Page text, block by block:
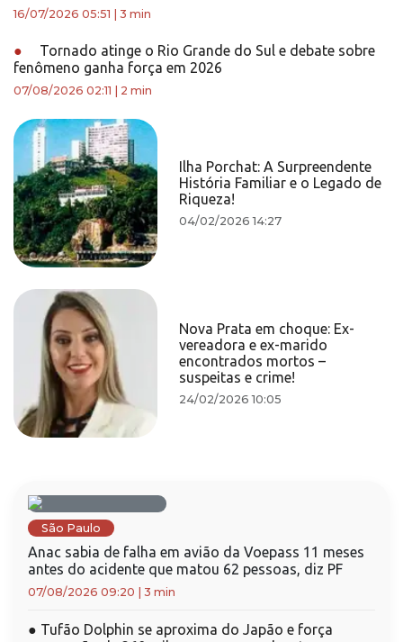
16/07/2026 05:51 3 min
●
Tornado atinge o Rio Grande do Sul e debate sobre
fenômeno ganha força em 2026
07/08/2026 02:11 2 min
Ilha Porchat: A Surpreendente
História Familiar e o Legado de
Riqueza!
04/02/2026 14:27
Nova Prata em choque: Ex-
vereadora e ex-marido
encontrados mortos –
suspeitas e crime!
24/02/2026 10:05
São Paulo
Anac sabia de falha em avião da Voepass 11 meses
antes do acidente que matou 62 pessoas, diz PF
07/08/2026 09:20 3 min
● Tufão Dolphin se aproxima do Japão e força